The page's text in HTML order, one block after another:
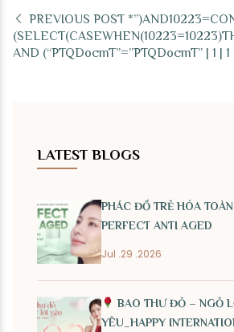
PREVIOUS POST
AND (“PTQDocmT”=”PTQDocmT” | 1 |
LATEST BLOGS
PHÁC ĐỒ TRẺ HÓA
PERFECT ANTI AGED
Jul .29 .2026
BAO THƯ ĐỎ – NGỎ
YÊU_HAPPY